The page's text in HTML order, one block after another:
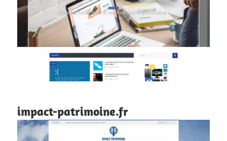
impact-patrimoine.fr